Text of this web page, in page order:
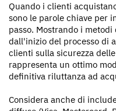
Quando i clienti
sono le parole chiave per
passo. Mostrando i
dall'inizio del processo di
clienti sulla sicurezza
rappresenta un ottimo
definitiva riluttanza ad
Considera anche di